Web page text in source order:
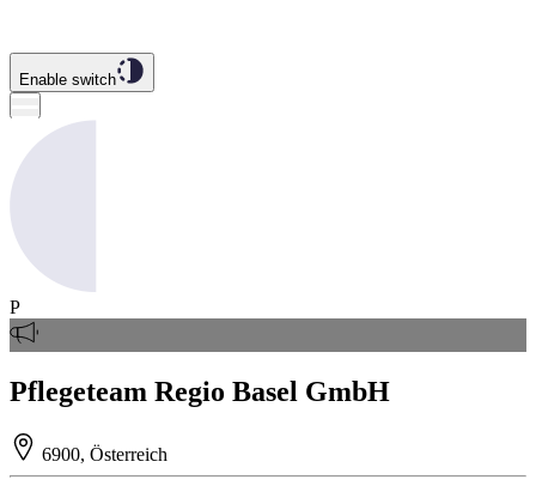
Enable switch
P
Pflegeteam Regio Basel GmbH
6900, Österreich